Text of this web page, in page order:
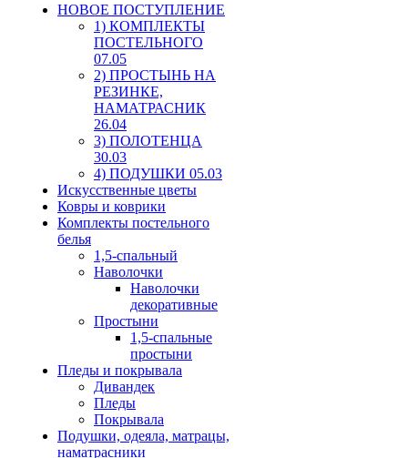
HОВОЕ ПОСТУПЛЕНИЕ
1) КОМПЛЕКТЫ
ПОСТЕЛЬНОГО
07.05
2) ПРОСТЫНЬ НА
РЕЗИНКЕ,
НАМАТРАСНИК
26.04
3) ПОЛОТЕНЦА
30.03
4) ПОДУШКИ 05.03
Искусственные цветы
Ковры и коврики
Комплекты постельного
белья
1,5-спальный
Наволочки
Наволочки
декоративные
Простыни
1,5-спальные
простыни
Пледы и покрывала
Дивандек
Пледы
Покрывала
Подушки, одеяла, матрацы,
наматрасники